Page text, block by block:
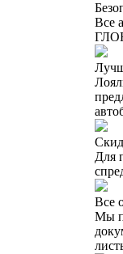
Все
Для
Все
Мы